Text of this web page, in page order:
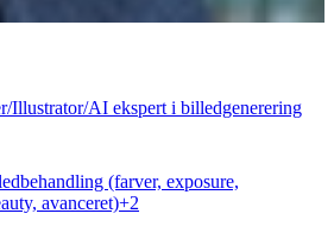
Illustrator/AI ekspert i billedgenerering
(farver, exposure,
avanceret)+2